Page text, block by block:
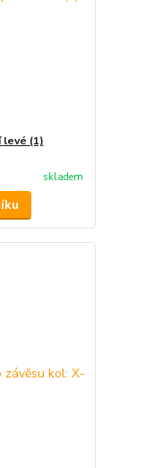
(1)
skladem